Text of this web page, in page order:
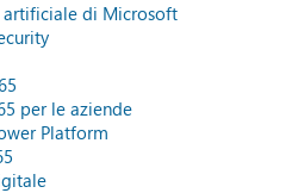
artificiale di Microsoft
per le aziende
Platform